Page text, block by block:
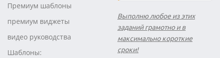
Премиум шаблоны
премиум виджеты
видео руководства
Шаблоны:
Выполню любое из этих
заданий грамотно и в
максимально короткие
сроки!